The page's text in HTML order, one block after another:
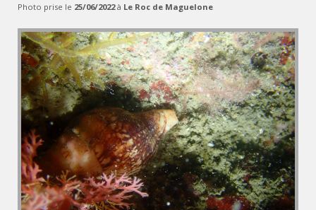
Photo prise le 25/06/2022à Le Roc de Maguelone